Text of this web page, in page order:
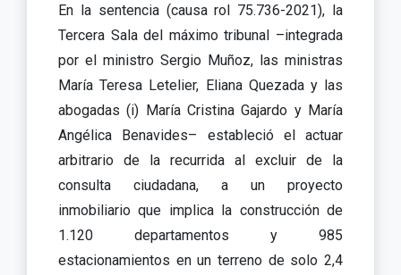
En la sentencia (causa rol 75.736-2021), la
Tercera Sala del máximo tribunal –integrada
por el ministro Sergio Muñoz, las ministras
María Teresa Letelier, Eliana Quezada y las
abogadas (i) María Cristina Gajardo y María
Angélica Benavides– estableció el actuar
arbitrario de la recurrida al excluir de la
consulta ciudadana, a un proyecto
inmobiliario que implica la construcción de
1.120 departamentos y 985
estacionamientos en un terreno de solo 2,4